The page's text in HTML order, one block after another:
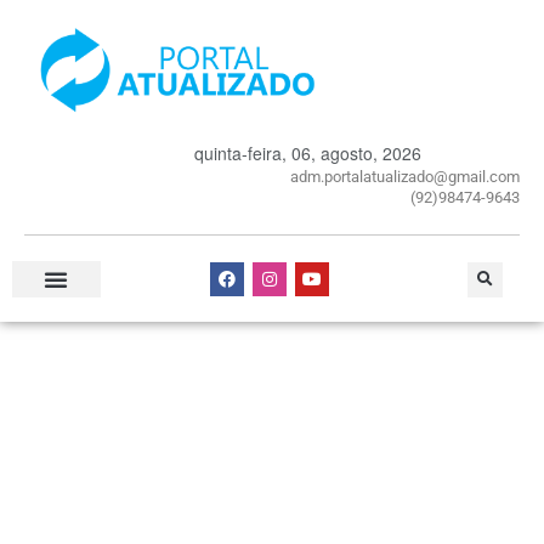
quinta-feira, 06, agosto, 2026
adm.portalatualizado@gmail.com
(92)98474-9643